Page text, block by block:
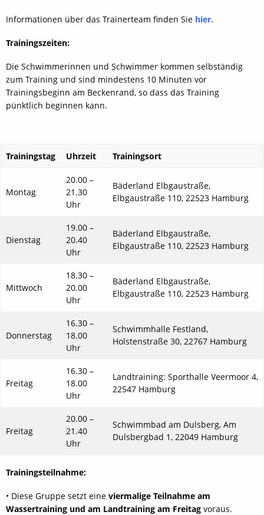
Informationen über das Trainerteam finden Sie hier.
Trainingszeiten:
Die Schwimmerinnen und Schwimmer kommen selbständig
zum Training und sind mindestens 10 Minuten vor
Trainingsbeginn am Beckenrand, so dass das Training
pünktlich beginnen kann.
Trainingstag Uhrzeit Trainingsort
Montag
20.00 –
21.30
Uhr
Bäderland Elbgaustraße,
Elbgaustraße 110, 22523 Hamburg
Dienstag
19.00 –
20.40
Uhr
Bäderland Elbgaustraße,
Elbgaustraße 110, 22523 Hamburg
Mittwoch
18.30 –
20.00
Uhr
Bäderland Elbgaustraße,
Elbgaustraße 110, 22523 Hamburg
Donnerstag
16.30 –
18.00
Uhr
Schwimmhalle Festland,
Holstenstraße 30, 22767 Hamburg
Freitag
16.30 –
18.00
Uhr
Landtraining: Sporthalle Veermoor 4,
22547 Hamburg
Freitag
20.00 –
21.40
Uhr
Schwimmbad am Dulsberg, Am
Dulsbergbad 1, 22049 Hamburg
Trainingsteilnahme:
• Diese Gruppe setzt eine viermalige Teilnahme am
Wassertraining und am Landtraining am Freitag voraus.